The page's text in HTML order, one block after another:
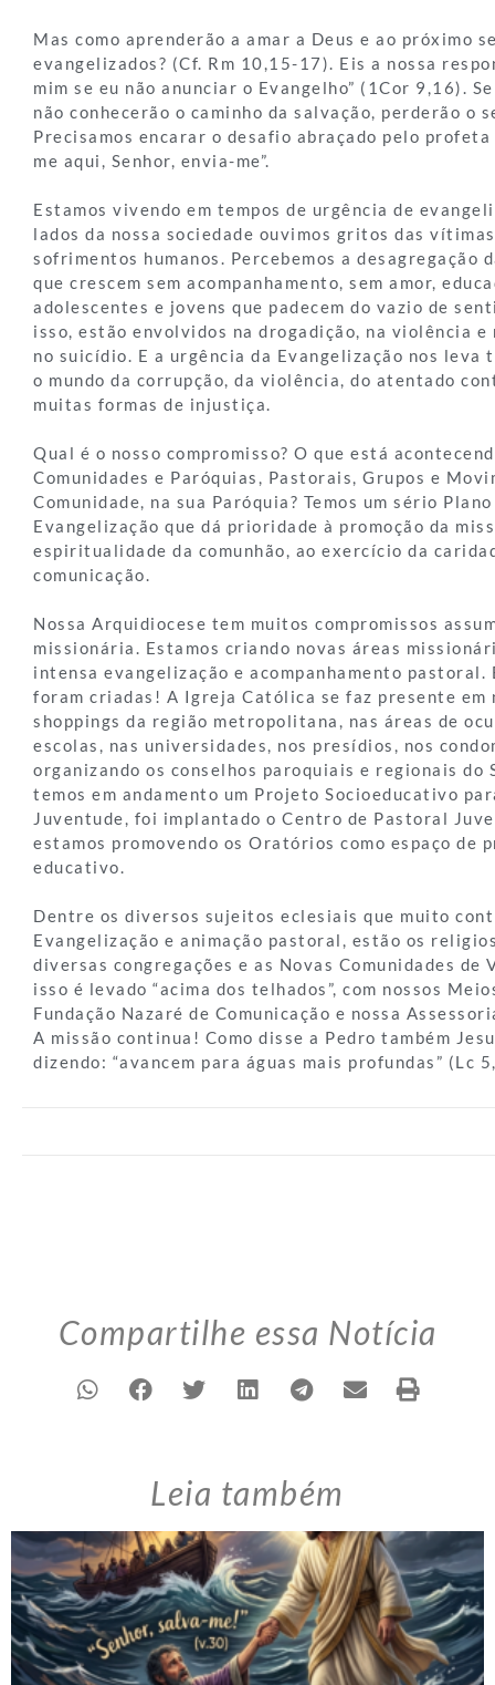
Mas como aprenderão a amar a Deus e ao próximo
evangelizados? (Cf. Rm 10,15-17). Eis a nossa
mim se eu não anunciar o Evangelho” (1Cor 9,16).
não conhecerão o caminho da salvação, perderão o
Precisamos encarar o desafio abraçado pelo
me aqui, Senhor, envia-me”.
Estamos vivendo em tempos de urgência de
lados da nossa sociedade ouvimos gritos das
sofrimentos humanos. Percebemos a desagregação
que crescem sem acompanhamento, sem amor,
adolescentes e jovens que padecem do vazio de
isso, estão envolvidos na drogadição, na violência e
no suicídio. E a urgência da Evangelização nos leva
o mundo da corrupção, da violência, do atentado
muitas formas de injustiça.
Qual é o nosso compromisso? O que está
Comunidades e Paróquias, Pastorais, Grupos e
Comunidade, na sua Paróquia? Temos um sério
Evangelização que dá prioridade à promoção da
espiritualidade da comunhão, ao exercício da
comunicação.
Nossa Arquidiocese tem muitos compromissos
missionária. Estamos criando novas áreas
intensa evangelização e acompanhamento pastoral.
foram criadas! A Igreja Católica se faz presente em
shoppings da região metropolitana, nas áreas de
escolas, nas universidades, nos presídios, nos
organizando os conselhos paroquiais e regionais do
temos em andamento um Projeto Socioeducativo
Juventude, foi implantado o Centro de Pastoral
estamos promovendo os Oratórios como espaço de
educativo.
Dentre os diversos sujeitos eclesiais que muito
Evangelização e animação pastoral, estão os
diversas congregações e as Novas Comunidades de
isso é levado “acima dos telhados”, com nossos
Fundação Nazaré de Comunicação e nossa
A missão continua! Como disse a Pedro também
dizendo: “avancem para águas mais profundas” (Lc
Compartilhe essa Notícia
Leia também